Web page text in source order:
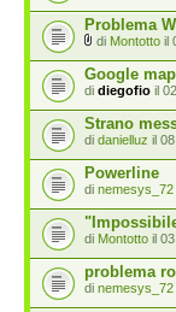
Problema
di Montotto il
Google
di diegofio il
Strano
di danielluz il
Powerline
di nemesys_72
di Montotto il
problema
di nemesys_72